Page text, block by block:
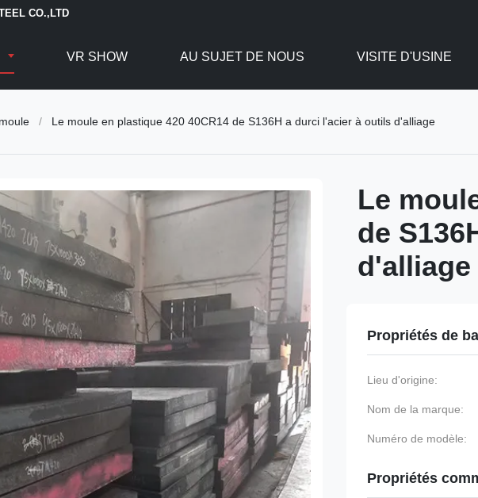
CO.,LTD
VR SHOW AU SUJET DE NOUS VISITE D'USINE
/ Le moule en plastique 420 40CR14 de S136H a durci l'acier à outils d'alliage
Le
de
d'alliage
Propriétés de
Lieu d'origine:
Nom de la marque:
Numéro de modèle:
Propriétés